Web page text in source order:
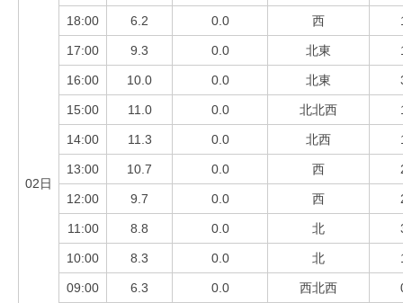
02日
18:00 6.2 0.0 西
17:00 9.3 0.0 北東
16:00 10.0 0.0 北東
15:00 11.0 0.0 北北西
14:00 11.3 0.0 北西
13:00 10.7 0.0 西
12:00 9.7 0.0 西
11:00 8.8 0.0 北
10:00 8.3 0.0 北
09:00 6.3 0.0 西北西